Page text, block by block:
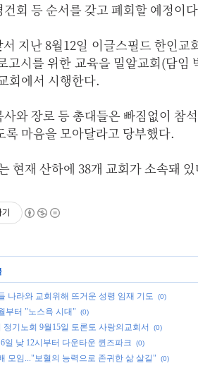
회 등 순서를 갖고 폐회할 예정이
지난 8월12일 이글스필드 한인
고시를 위한 교육을 밀알교회(담임
회에서 시행한다.
와 장로 등 총대들은 빠짐없이 참
록 마음을 모아달라고 당부했다.
현재 산하에 38개 교회가 소속돼
나라와 교회위해 뜨거운 성령 임재 기도 (0)
부터 "노스욕 시대" (0)
기노회 9월15일 토론토 사랑의교회서 (0)
6일 낮 12시부터 다운타운 퀸즈파크 (0)
모임..."보혈의 능력으로 존귀한 삶 살길" (0)